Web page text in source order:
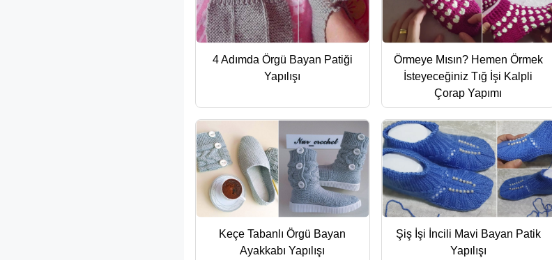
4 Adımda Örgü Bayan Patiği
Yapılışı
Örmeye Mısın? Hemen Örmek
İsteyeceğiniz Tığ İşi Kalpli
Çorap Yapımı
Keçe Tabanlı Örgü Bayan
Ayakkabı Yapılışı
Şiş İşi İncili Mavi Bayan Patik
Yapılışı